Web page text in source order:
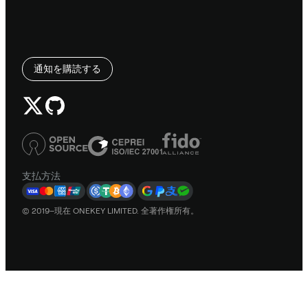
通知を購読する
支払方法
© 2019–現在 ONEKEY LIMITED. 全著作権所有。